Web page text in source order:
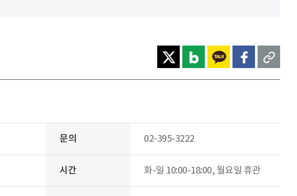
문의 02-395-3222
시간 화-일 10:00-18:00, 월요일 휴관